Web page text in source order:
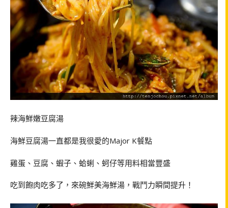
辣海鮮嫩豆腐湯
海鮮豆腐湯一直都是我很愛的Major K餐點
雞蛋、豆腐、蝦子、蛤蜊、蚵仔等用料相當豐盛
吃到飽肉吃多了，來碗鮮美海鮮湯，戰鬥力瞬間提升！